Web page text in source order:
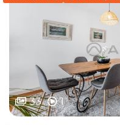
33 1